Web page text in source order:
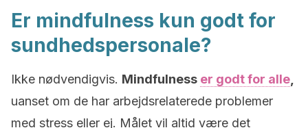
Er mindfulness kun godt for
sundhedspersonale?
Ikke nødvendigvis. Mindfulness er godt for alle
uanset om de har arbejdsrelaterede problemer
med stress eller ej. Målet vil altid være det